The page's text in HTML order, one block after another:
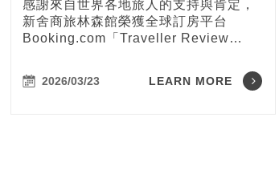
感謝來自世界各地旅人的支持與肯定，
新舍商旅林森館榮獲全球訂房平台
Booking.com「Traveller Review
據旅客於平台上留下的真實住宿評價所
評選，象徵旅人對住宿品質與服務體驗
2026/03/23 LEARN MORE